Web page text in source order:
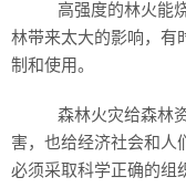
高强度的林火能
林带来太大的影响，有
制和使用。
森林火灾给森林
害，也给经济社会和人
必须采取科学正确的组